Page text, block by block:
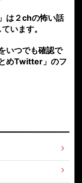
は２chの怖い話
います。
いつでも確認で
めTwitter」のフ